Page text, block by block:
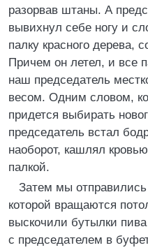
разорвав штаны. А
вывихнул себе ногу и
палку красного дерева,
Причем он летел, и все
наш председатель
весом. Одним словом,
придется выбирать
председатель встал
наоборот, кашлял
палкой.
Затем мы
которой вращаются
выскочили бутылки
с председателем в